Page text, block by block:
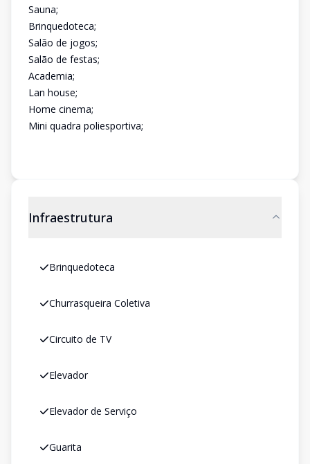
Sauna;
Brinquedoteca;
Salão de jogos;
Salão de festas;
Academia;
Lan house;
Home cinema;
Mini quadra poliesportiva;
Infraestrutura
Brinquedoteca
Churrasqueira Coletiva
Circuito de TV
Elevador
Elevador de Serviço
Guarita